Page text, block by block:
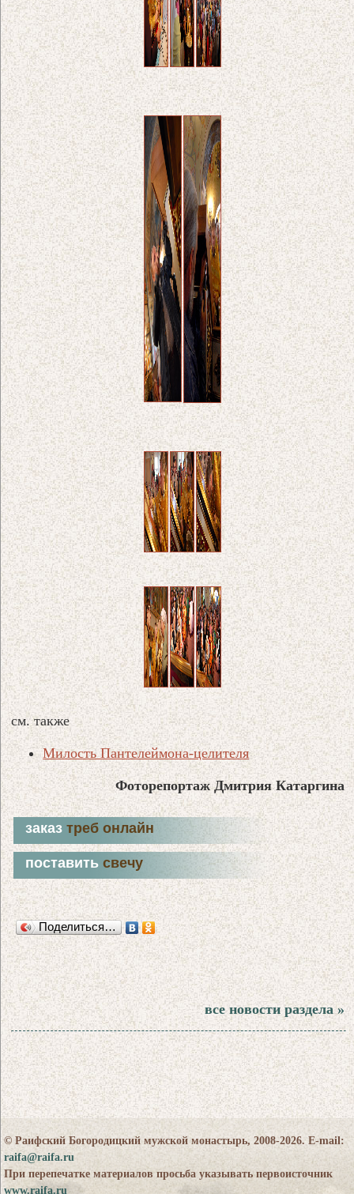
см. также
Милость Пантелеймона-целителя
Фоторепортаж Дмитрия Катаргина
заказтреб онлайн
поставитьсвечу
Поделиться…
все новости раздела »
© Раифский Богородицкий мужской монастырь, 2008-2026. E-mail:
raifa@raifa.ru
При перепечатке материалов просьба указывать первоисточник
www.raifa.ru